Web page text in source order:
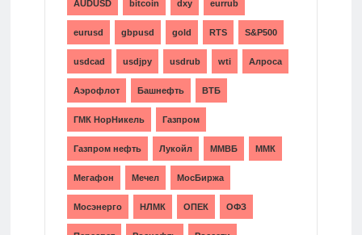
AUDUSD bitcoin dxy eurrub
eurusd gbpusd gold RTS S&P500
usdcad usdjpy usdrub wti Алроса
Аэрофлот Башнефть ВТБ
ГМК НорНикель Газпром
Газпром нефть Лукойл ММВБ ММК
Мегафон Мечел МосБиржа
Мосэнерго НЛМК ОПЕК ОФЗ